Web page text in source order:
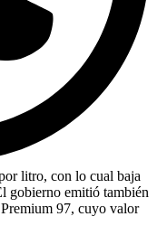
litro, con lo cual baja
gobierno emitió también
97, cuyo valor